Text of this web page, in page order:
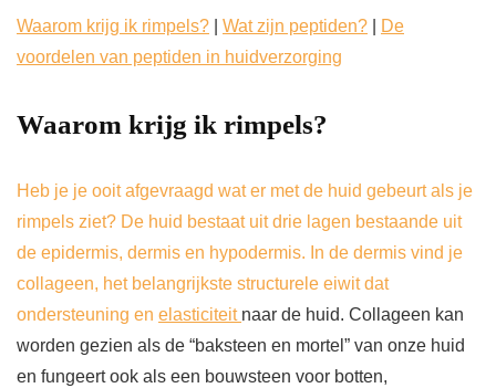
Waarom krijg ik rimpels? Wat zijn peptiden?
De
voordelen van peptiden in huidverzorging
Waarom krijg ik rimpels?
Heb je je ooit afgevraagd wat er met de huid gebeurt als je
rimpels ziet? De huid bestaat uit drie lagen bestaande uit
de epidermis, dermis en hypodermis. In de dermis vind je
collageen, het belangrijkste structurele eiwit dat
ondersteuning en elasticiteit naar de huid. Collageen kan
worden gezien als de “baksteen en mortel” van onze huid
en fungeert ook als een bouwsteen voor botten,